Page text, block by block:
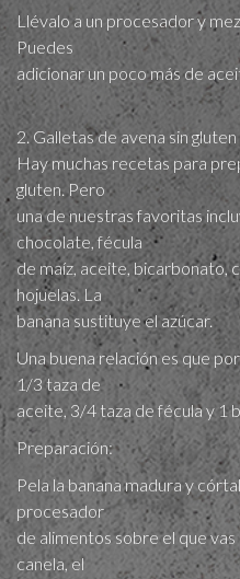
Llévalo a un procesador y
Puedes
adicionar un poco más de
2. Galletas de avena sin gluten
Hay muchas recetas para
gluten. Pero
una de nuestras favoritas
chocolate, fécula
de maíz, aceite, bicarbonato,
hojuelas. La
banana sustituye el azúcar.
Una buena relación es que
1/3 taza de
aceite, 3/4 taza de fécula y 1
Preparación:
Pela la banana madura y
procesador
de alimentos sobre el que vas
canela, el